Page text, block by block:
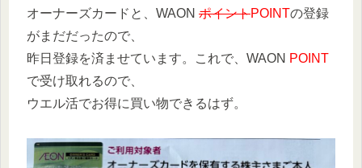
オーナーズカードと、WAON ポイントPOINTの登録
がまだだったので、
昨日登録を済ませています。これで、WAON POINT
で受け取れるので、
ウエル活でお得に買い物できるはず。